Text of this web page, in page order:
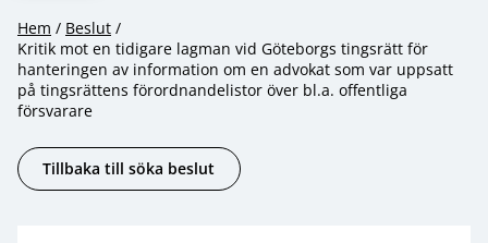
Hem
Beslut
Kritik mot en tidigare lagman vid Göteborgs tingsrätt för
hanteringen av information om en advokat som var uppsatt
på tingsrättens förordnandelistor över bl.a. offentliga
försvarare
Tillbaka till söka beslut